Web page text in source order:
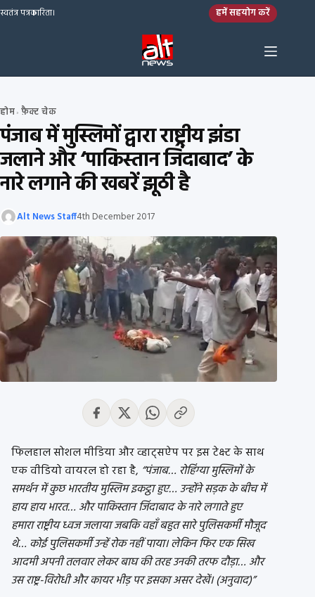
Skip to content
स्वतंत्र पत्रकारिता। हमें सहयोग करें
होम› फ़ैक्ट चेक
पंजाब में मुस्लिमों द्वारा राष्ट्रीय झंडा
जलाने और ‘पाकिस्तान जिंदाबाद’ के
नारे लगाने की खबरें झूठी है
Alt News Staff4th December 2017
फिलहाल सोशल मीडिया और व्हाट्सऐप पर इस टेक्स्ट के साथ
एक वीडियो वायरल हो रहा है, “पंजाब… रोहिंग्या मुस्लिमों के
समर्थन में कुछ भारतीय मुस्लिम इकट्ठा हुए… उन्‍होंने सड़क के बीच में
हाय हाय भारत… और पाकिस्तान जिंदाबाद के नारे लगाते हुए
हमारा राष्ट्रीय ध्वज जलाया जबकि वहाँ बहुत सारे पुलिसकर्मी मौजूद
थे… कोई पुलिसकर्मी उन्हें रोक नहीं पाया। लेकिन फिर एक सिख
आदमी अपनी तलवार लेकर बाघ की तरह उनकी तरफ दौड़ा… और
उस राष्ट्र-विरोधी और कायर भीड़ पर इसका असर देखें। (अनुवाद)”